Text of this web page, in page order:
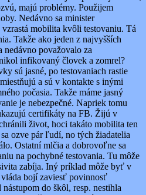
majú problémy. Použijem
Nedávno sa minister
mobilita kvôli testovaniu. Tá
Takže ako jeden z najvyšších
nedávno považovalo za
infikovaný človek a zomrel?
sú jasné, po testovaniach rastie
a sú v kontakte s inými
počasia. Takže máme jasný
je nebezpečné. Napriek tomu
certifikáty na FB. Žijú v
život, hoci takáto mobilita ten
ozve pár ľudí, no tých žiadatelia
Ostatní mlčia a dobrovoľne sa
na pochybné testovania. Tu môže
zabíja. Iný príklad môže byť v
bojí zaviesť povinnosť
do škôl, resp. nestihla